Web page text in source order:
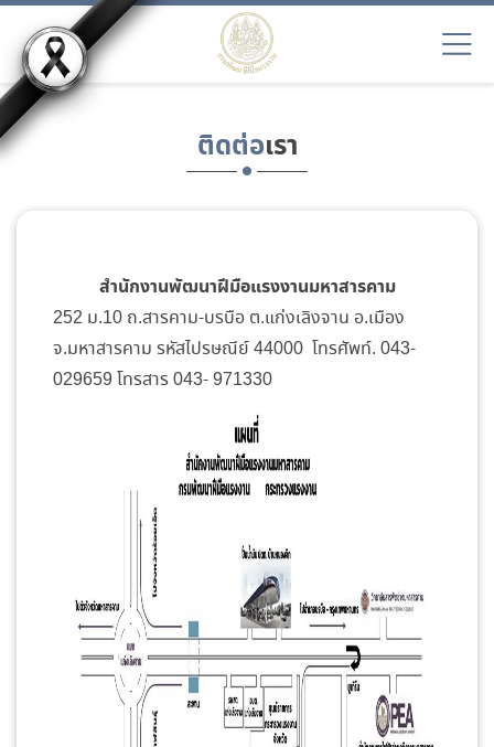
ติดต่อเรา
สำนักงานพัฒนาฝีมือแรงงานมหาสารคาม
252 ม.10 ถ.สารคาม-บรบือ ต.แก่งเลิงจาน อ.เมือง
จ.มหาสารคาม รหัสไปรษณีย์ 44000 โทรศัพท์. 043-
029659 โทรสาร 043- 971330